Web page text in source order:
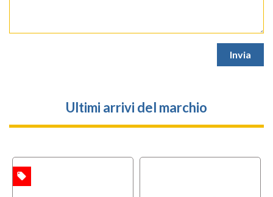
Ultimi arrivi del marchio
local_offer